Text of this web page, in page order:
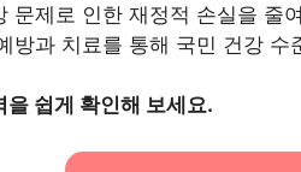
문제로 인한 재정적 손실을 줄
방과 치료를 통해 국민 건강 수
쉽게 확인해 보세요.